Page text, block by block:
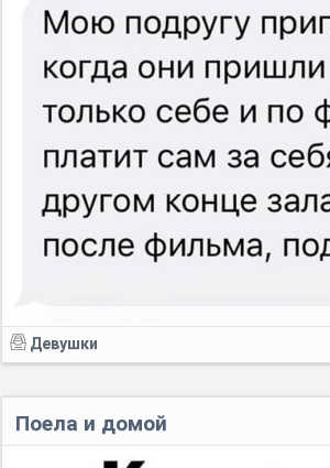
Девушки
Поела и домой